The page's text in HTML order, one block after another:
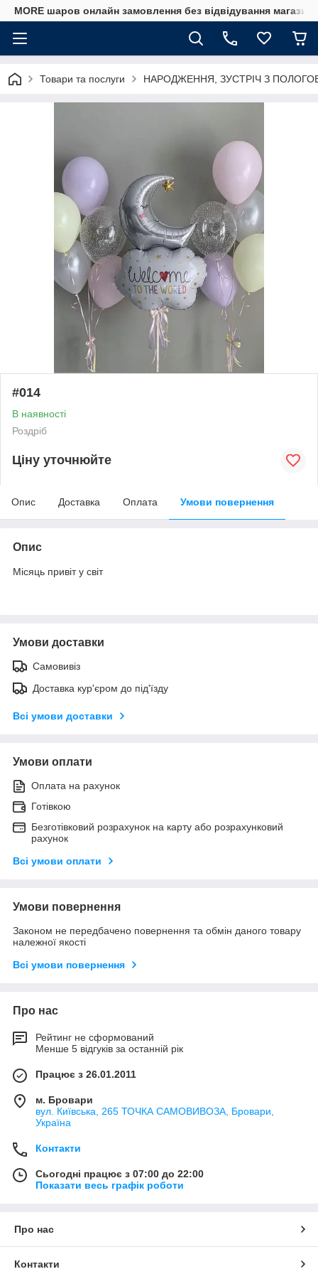
MORE шаров онлайн замовлення без відвідування
Товари та послуги НАРОДЖЕННЯ, ЗУСТРІЧ З
#014
В наявності
Роздріб
Ціну уточнюйте
Опис Доставка Оплата Умови повернення
Опис
Місяць привіт у світ
Умови доставки
Самовивіз
Доставка кур'єром до під'їзду
Всі умови доставки
Умови оплати
Оплата на рахунок
Готівкою
Безготівковий розрахунок на карту або розрахунковий
рахунок
Всі умови оплати
Умови повернення
Законом не передбачено повернення та обмін даного товару
належної якості
Всі умови повернення
Про нас
Рейтинг не сформований
Менше 5 відгуків за останній рік
Працює з 26.01.2011
м. Бровари
вул. Київська, 265 ТОЧКА САМОВИВОЗА, Бровари,
Україна
Контакти
Сьогодні працює з 07:00 до 22:00
Показати весь графік роботи
Про нас
Контакти